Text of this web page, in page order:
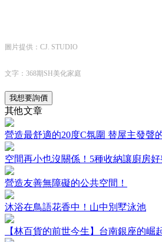
圖片提供：CJ. STUDIO
文字：368期SH美化家庭
我想要詢價
其他文章
營造最舒適的20度C氛圍 替屋主發聲
空間再小也沒關係！5種收納讓廚房好
營造友善無障礙的公共空間！
沐浴在鳥語花香中！山中別墅泳池
【林百貨的前世今生】台南銀座的崛